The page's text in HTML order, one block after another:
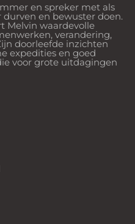
en spreker met als
en bewuster doen.
Melvin waardevolle
verandering,
doorleefde inzichten
expedities en goed
voor grote uitdagingen